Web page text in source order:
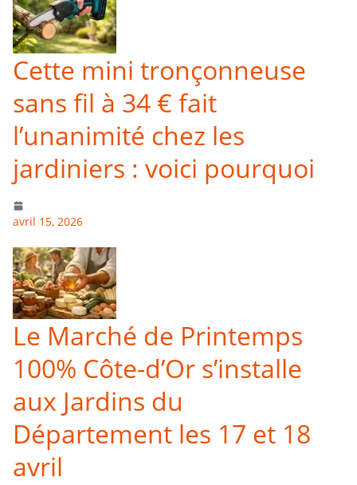
Cette mini tronçonneuse
sans fil à 34 € fait
l’unanimité chez les
jardiniers : voici pourquoi
avril 15, 2026
Le Marché de Printemps
100% Côte-d’Or s’installe
aux Jardins du
Département les 17 et 18
avril